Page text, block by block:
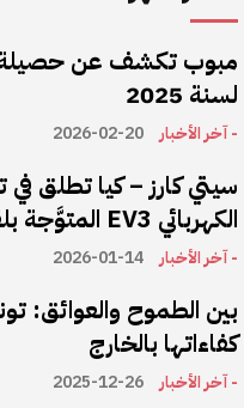
مبوب تكشف عن حصيلة
لسنة 2025
- آخر الأخبار 2026-02-20
سيتي كارز – كيا تطلق في
الكهربائي EV3 المتوَّجة بلقب سيارة العام عالميًا
- آخر الأخبار 2026-01-14
بين الطموح والعوائق:
كفاءاتها بالخارج
- آخر الأخبار 2025-12-26